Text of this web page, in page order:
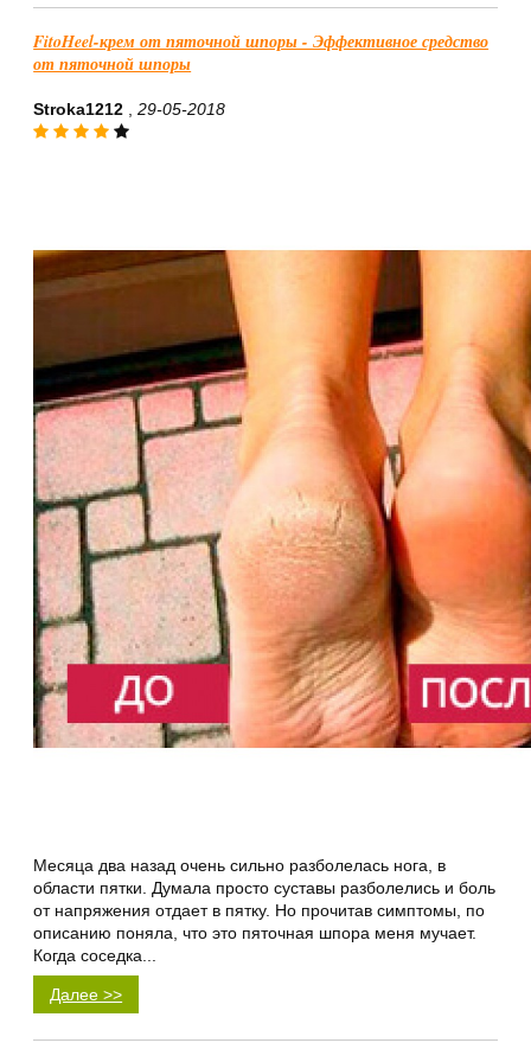
FitoHeel-крем от пяточной шпоры - Эффективное средство
от пяточной шпоры
Stroka1212 ,29-05-2018
Месяца два назад очень сильно разболелась нога, в
области пятки. Думала просто суставы разболелись и боль
от напряжения отдает в пятку. Но прочитав симптомы, по
описанию поняла, что это пяточная шпора меня мучает.
Когда соседка...
Далее >>